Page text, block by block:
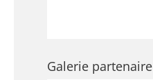
Galerie partenaire